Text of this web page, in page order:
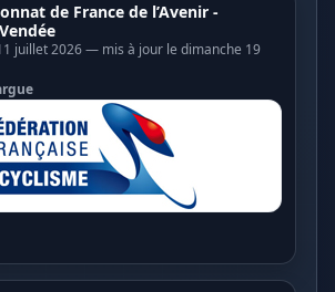
de France de l’Avenir -
juillet 2026 — mis à jour le dimanche 19